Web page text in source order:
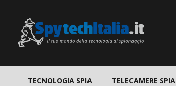
TECNOLOGIA SPIA TELECAMERE SPIA